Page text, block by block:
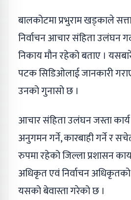
बालकोटमा प्रभुराम खड्काले
निर्वाचन आचार संहिता उलंघन
निकाय मौन रहेको बताए ।
पटक सिडिओलाई जानकारी
उनको गुनासो छ ।
आचार संहिता उलंघन जस्ता कार्य
अनुगमन गर्ने, कारबाही गर्ने र
रुपमा रहेको जिल्ला प्रशासन
अधिकृत एवं निर्वाचन
यसको बेवास्ता गरेको छ ।